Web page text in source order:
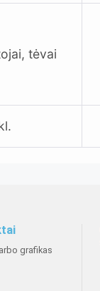
tėvai
grafikas